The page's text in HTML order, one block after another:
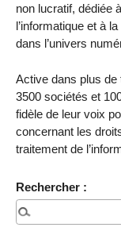
non lucratif, dédiée
l’informatique et à
dans l’univers
Active dans plus de
3500 sociétés et
fidèle de leur voix
concernant les
traitement de
Rechercher :